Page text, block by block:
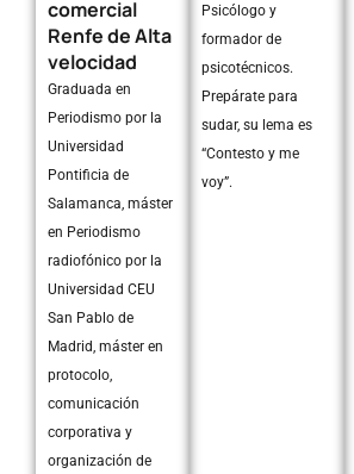
comercial
Renfe de Alta
velocidad
Graduada en
Periodismo por la
Universidad
Pontificia de
Salamanca, máster
en Periodismo
radiofónico por la
Universidad CEU
San Pablo de
Madrid, máster en
protocolo,
comunicación
corporativa y
organización de
Psicólogo y
formador de
psicotécnicos.
Prepárate para
sudar, su lema es
“Contesto y me
voy”.